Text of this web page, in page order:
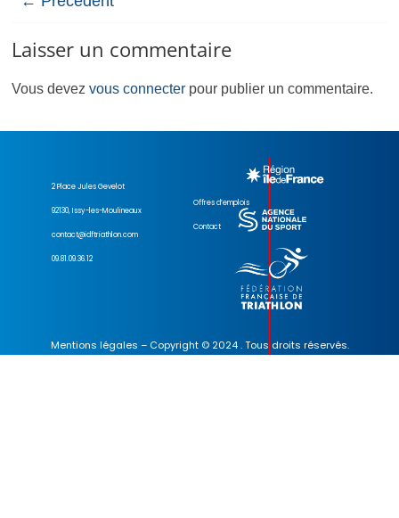
Laisser un commentaire
Vous devezvous connecter pour publier un commentaire.
2 Place Jules Gevelot
92130, Issy-les-Moulineaux
contact@idftriathlon.com
09.81.09.36.12
Offres d’emplois
Contact
Mentions légales – Copyright © 2024 . Tous droits réservés.